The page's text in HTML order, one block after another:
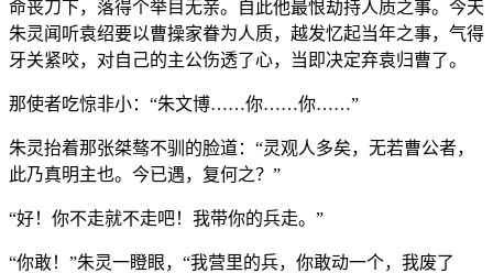
命丧刀下，落得个举目无亲。自此他最恨劫持人质之事。今天
朱灵闻听袁绍要以曹操家眷为人质，越发忆起当年之事，气得
牙关紧咬，对自己的主公伤透了心，当即决定弃袁归曹了。
那使者吃惊非小：“朱文博……你……你……”
朱灵抬着那张桀骜不驯的脸道：“灵观人多矣，无若曹公者，
此乃真明主也。今已遇，复何之？”
“好！你不走就不走吧！我带你的兵走。”
“你敢！”朱灵一瞪眼，“我营里的兵，你敢动一个，我废了